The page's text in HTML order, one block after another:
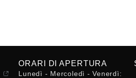
ORARI DI APERTURA
Lunedì - Mercoledì - Venerdì: